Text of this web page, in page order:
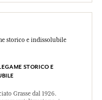
STORICO E
Grasse dal 1926.